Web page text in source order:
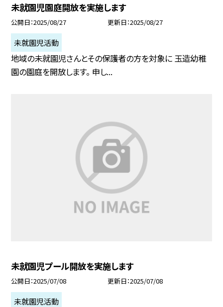
未就園児園庭開放を実施します
公開日 2025/08/27 更新日 2025/08/27
未就園児活動
地域の未就園児さんとその保護者の方を対象に 玉造幼稚
園の園庭を開放します。 申し...
未就園児プール開放を実施します
公開日 2025/07/08 更新日 2025/07/08
未就園児活動